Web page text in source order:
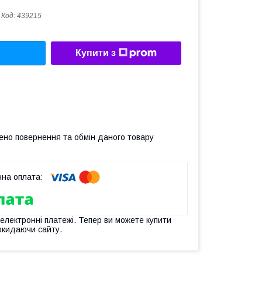
Код: 439215
Купити з
повернення та обмін даного товару
платежі. Тепер ви можете купити
сайту.